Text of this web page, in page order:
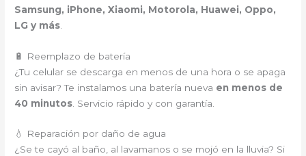
Samsung, iPhone, Xiaomi, Motorola, Huawei, Oppo,
LG y más
🔋 Reemplazo de batería
¿Tu celular se descarga en menos de una hora o se apaga
sin avisar? Te instalamos una batería nueva en menos de
40 minutos . Servicio rápido y con garantía.
💧 Reparación por daño de agua
¿Se te cayó al baño, al lavamanos o se mojó en la lluvia? Si